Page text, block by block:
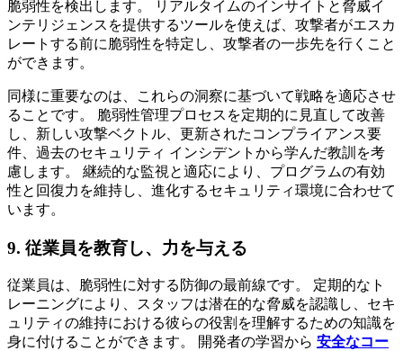
脆弱性を検出します。 リアルタイムのインサイトと脅威イ
ンテリジェンスを提供するツールを使えば、攻撃者がエスカ
レートする前に脆弱性を特定し、攻撃者の一歩先を行くこと
ができます。
同様に重要なのは、これらの洞察に基づいて戦略を適応させ
ることです。 脆弱性管理プロセスを定期的に見直して改善
し、新しい攻撃ベクトル、更新されたコンプライアンス要
件、過去のセキュリティ インシデントから学んだ教訓を考
慮します。 継続的な監視と適応により、プログラムの有効
性と回復力を維持し、進化するセキュリティ環境に合わせて
います。
9. 従業員を教育し、力を与える
従業員は、脆弱性に対する防御の最前線です。 定期的なト
レーニングにより、スタッフは潜在的な脅威を認識し、セキ
ュリティの維持における彼らの役割を理解するための知識を
身に付けることができます。 開発者の学習から 安全なコー